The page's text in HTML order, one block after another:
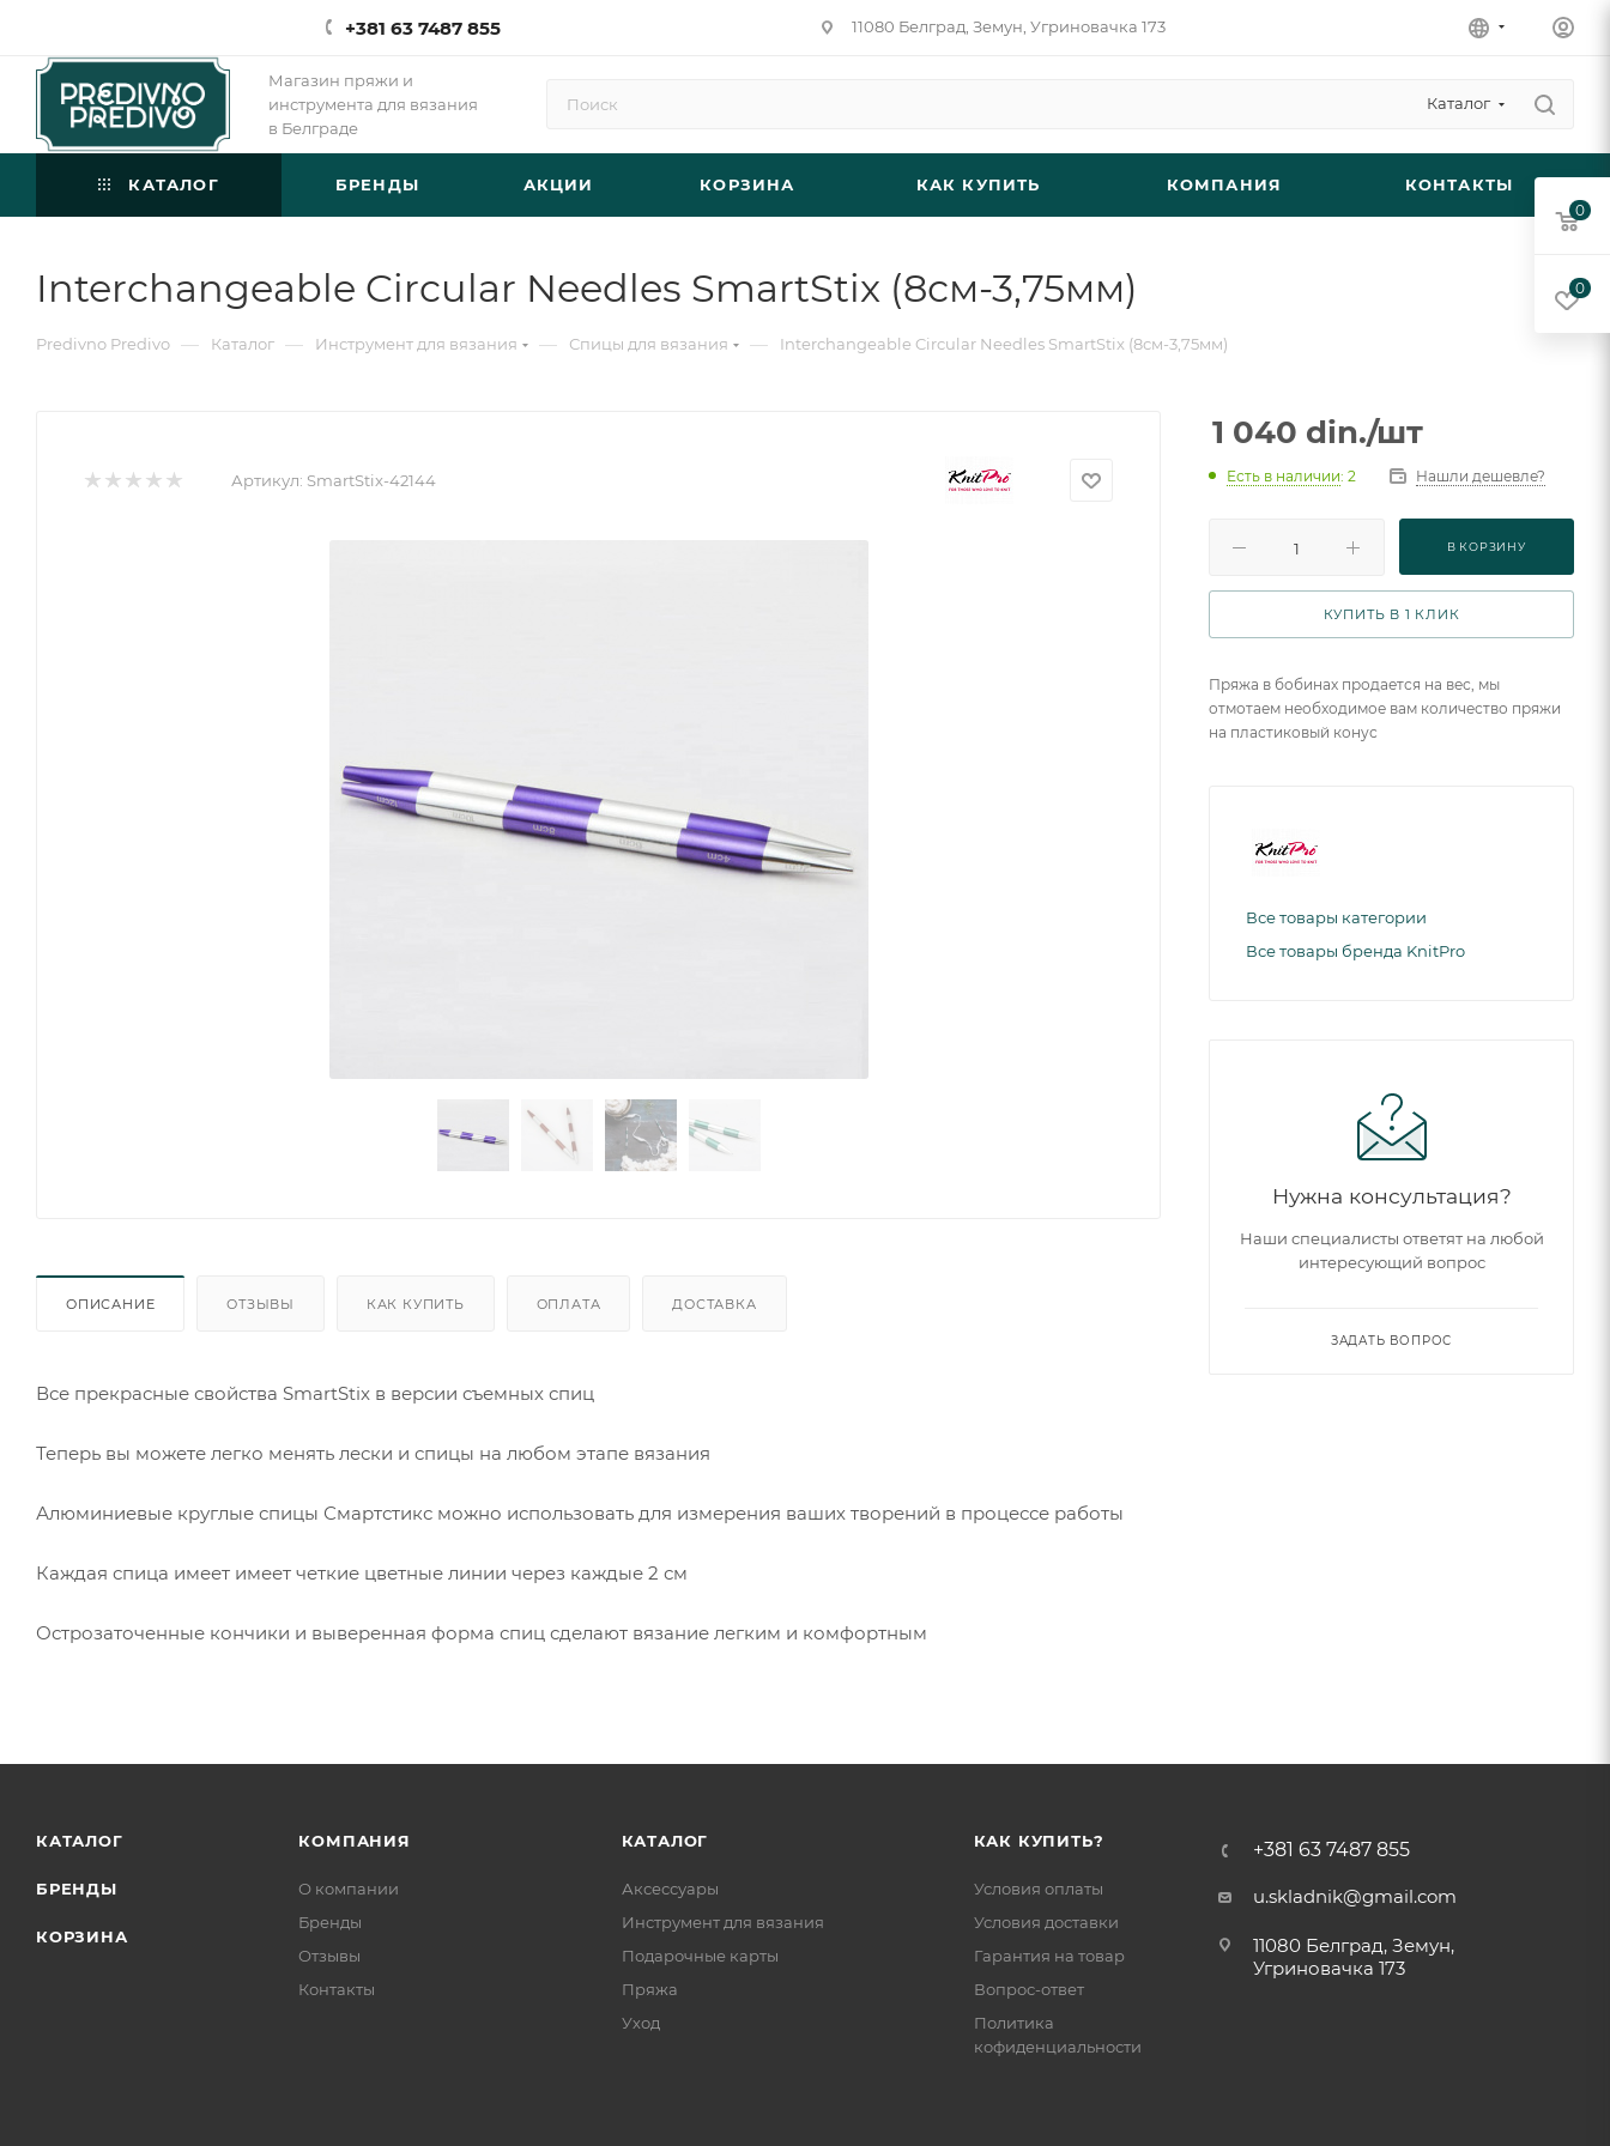
+381 63 7487 855 11080 Белград, Земун, Угриновачка 173
Магазин пряжи и
инструмента для вязания
в Белграде
Каталог
КАТАЛОГ БРЕНДЫ АКЦИИ КОРЗИНА КАК КУПИТЬ КОМПАНИЯ КОНТАКТЫ
Interchangeable Circular Needles SmartStix (8см-3,75мм)
Predivno Predivo — Каталог — Инструмент для вязания — Спицы для вязания — Interchangeable Circular Needles SmartStix (8см-3,75мм)
Артикул: SmartStix-42144
ОПИСАНИЕ ОТЗЫВЫ КАК КУПИТЬ ОПЛАТА ДОСТАВКА
Все прекрасные свойства SmartStix в версии съемных спиц
Теперь вы можете легко менять лески и спицы на любом этапе вязания
Алюминиевые круглые спицы Смартстикс можно использовать для измерения ваших творений в процессе работы
Каждая спица имеет имеет четкие цветные линии через каждые 2 см
Острозаточенные кончики и выверенная форма спиц сделают вязание легким и комфортным
1 040 din./шт
Есть в наличии: 2 Нашли дешевле?
В КОРЗИНУ
КУПИТЬ В 1 КЛИК
Пряжа в бобинах продается на вес, мы
отмотаем необходимое вам количество пряжи
на пластиковый конус
Все товары категории
Все товары бренда KnitPro
Нужна консультация?
Наши специалисты ответят на любой
интересующий вопрос
ЗАДАТЬ ВОПРОС
КАТАЛОГ
БРЕНДЫ
КОРЗИНА
КОМПАНИЯ
О компании
Бренды
Отзывы
Контакты
КАТАЛОГ
Аксессуары
Инструмент для вязания
Подарочные карты
Пряжа
Уход
КАК КУПИТЬ?
Условия оплаты
Условия доставки
Гарантия на товар
Вопрос-ответ
Политика
кофиденциальности
+381 63 7487 855
u.skladnik@gmail.com
11080 Белград, Земун,
Угриновачка 173
0
0